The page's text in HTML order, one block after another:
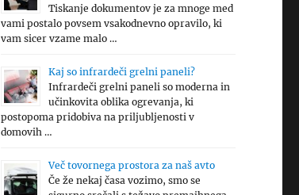
Tiskanje dokumentov je za mnoge med
vami postalo povsem vsakodnevno opravilo, ki
vam sicer vzame malo …
Kaj so infrardeči grelni paneli?
Infrardeči grelni paneli so moderna in
učinkovita oblika ogrevanja, ki
postopoma pridobiva na priljubljenosti v
domovih …
Več tovornega prostora za naš avto
Če že nekaj časa vozimo, smo se